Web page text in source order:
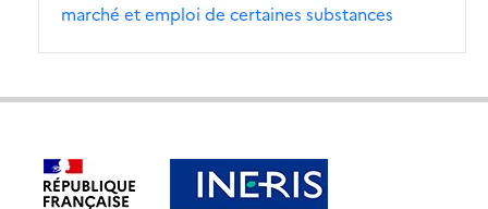
marché et emploi de certaines substances